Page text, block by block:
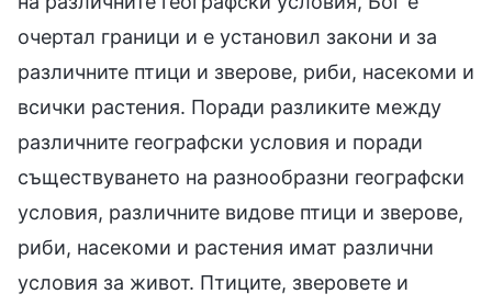
очертал граници и е установил закони и за
различните птици и зверове, риби, насекоми и
всички растения. Поради разликите между
различните географски условия и поради
съществуването на разнообразни географски
условия, различните видове птици и зверове,
риби, насекоми и растения имат различни
условия за живот. Птиците, зверовете и